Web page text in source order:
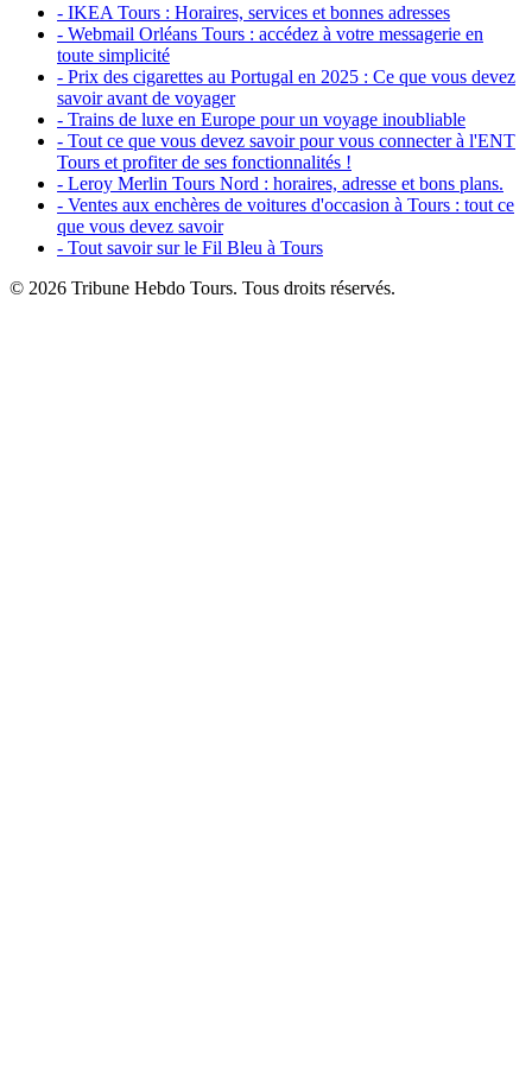
- IKEA Tours : Horaires, services et bonnes adresses
- Webmail Orléans Tours : accédez à votre messagerie en
toute simplicité
- Prix des cigarettes au Portugal en 2025 : Ce que vous devez
savoir avant de voyager
- Trains de luxe en Europe pour un voyage inoubliable
- Tout ce que vous devez savoir pour vous connecter à l'ENT
Tours et profiter de ses fonctionnalités !
- Leroy Merlin Tours Nord : horaires, adresse et bons plans.
- Ventes aux enchères de voitures d'occasion à Tours : tout ce
que vous devez savoir
- Tout savoir sur le Fil Bleu à Tours
© 2026 Tribune Hebdo Tours. Tous droits réservés.